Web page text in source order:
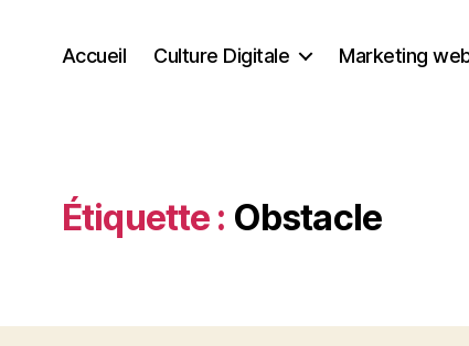
Accueil Culture Digitale Marketing
Étiquette : Obstacle